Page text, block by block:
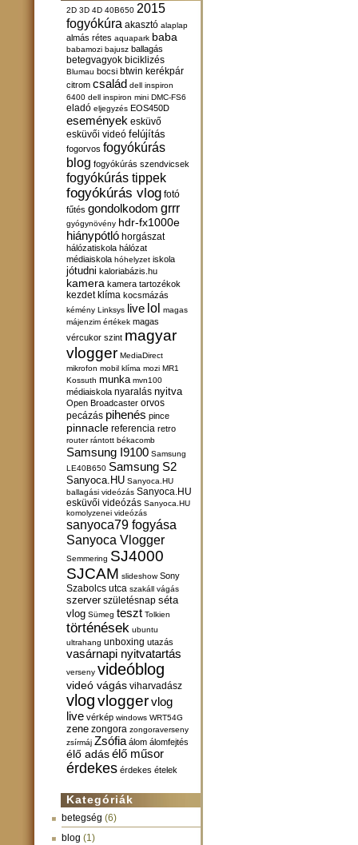
2D 3D 4D 40B650 2015
fogyókúra akasztó alaplap
almás rétes aquapark baba
babamozi bajusz ballagás
betegvagyok biciklizés
Blumau bocsi btwin kerékpár
citrom család dell inspiron
6400 dell inspiron mini DMC-FS6
eladó eljegyzés EOS450D
események esküvő
esküvői videó felújítás
fogorvos fogyókúrás
blog fogyókúrás szendvicsek
fogyókúrás tippek
fogyókúrás vlog fotó
fűtés gondolkodom grrr
gyógynövény hdr-fx1000e
hiánypótló horgászat
hálózatiskola hálózat
médiaiskola hóhelyzet iskola
jótudni kaloriabázis.hu
kamera kamera tartozékok
kezdet klíma kocsmázás
kémény Linksys live lol magas
májenzim értékek magas
vércukor szint magyar
vlogger MediaDirect
mikrofon mobil klíma mozi MR1
Kossuth munka mvn100
médiaiskola nyaralás nyitva
Open Broadcaster orvos
pecázás pihenés pince
pinnacle referencia retro
router rántott békacomb
Samsung I9100 Samsung
LE40B650 Samsung S2
Sanyoca.HU Sanyoca.HU
ballagási videózás Sanyoca.HU
esküvői videózás Sanyoca.HU
komolyzenei videózás
sanyoca79 fogyása
Sanyoca Vlogger
Semmering SJ4000
SJCAM slideshow Sony
Szabolcs utca szakáll vágás
szerver születésnap séta
vlog Sümeg teszt Tolkien
történések ubuntu
ultrahang unboxing utazás
vasárnapi nyitvatartás
verseny videóblog
videó vágás viharvadász
vlogvloggervlog
live vérkép windows WRT54G
zene zongora zongoraverseny
zsírmáj Zsófia álom álomfejtés
élő adás élő műsor
érdekes érdekes ételek
Kategóriák
betegség (6)
blog (1)